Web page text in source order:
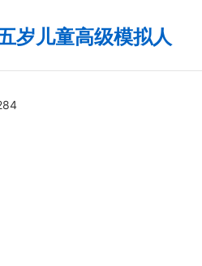
岁儿童高级模拟人